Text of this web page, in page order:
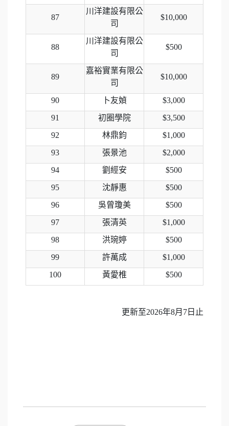
87
川洋建設有限公
司
$10,000
88
川洋建設有限公
司
$500
89
嘉裕實業有限公
司
$10,000
90 卜友媜
$3,000
91
初圈學院
$3,500
92
林鼎鈞
$1,000
93
張景池
$2,000
94
劉經安
$500
95
沈靜惠
$500
96
吳曾瓊美
$500
97
張清英
$1,000
98
洪琬婷
$500
99
許萬成
$1,000
100
黃愛椎 $500
更新至2026年8月7日止